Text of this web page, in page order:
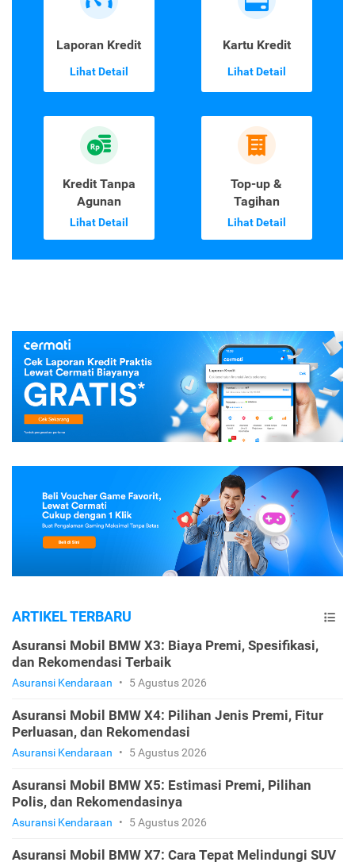
Laporan Kredit
Lihat Detail
Kartu Kredit
Lihat Detail
Kredit Tanpa
Agunan
Lihat Detail
Top-up &
Tagihan
Lihat Detail
ARTIKEL TERBARU
Asuransi Mobil BMW X3: Biaya Premi, Spesifikasi,
dan Rekomendasi Terbaik
Asuransi Kendaraan • 5 Agustus 2026
Asuransi Mobil BMW X4: Pilihan Jenis Premi, Fitur
Perluasan, dan Rekomendasi
Asuransi Kendaraan • 5 Agustus 2026
Asuransi Mobil BMW X5: Estimasi Premi, Pilihan
Polis, dan Rekomendasinya
Asuransi Kendaraan • 5 Agustus 2026
Asuransi Mobil BMW X7: Cara Tepat Melindungi SUV